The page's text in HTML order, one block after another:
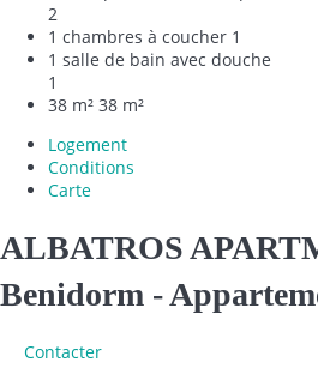
2
1 chambres à coucher 1
1 salle de bain avec douche
1
38 m² 38 m²
Logement
Conditions
Carte
ALBATROS
Benidorm -
Contacter